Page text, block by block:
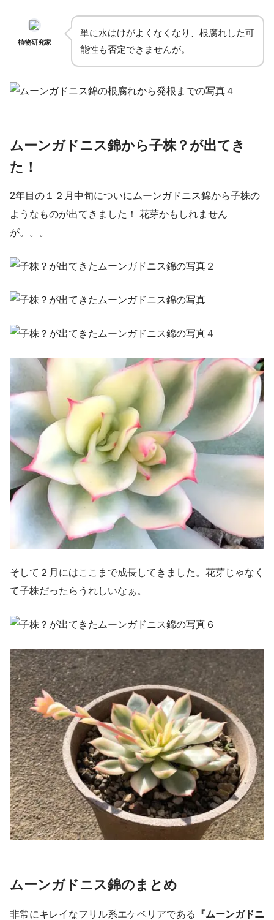
植物研究家
単に水はけがよくなくなり、根腐れした可
能性も否定できませんが。
ムーンガドニス錦から子株？が出てき
た！
2年目の１２月中旬についにムーンガドニス錦から子株の
ようなものが出てきました！ 花芽かもしれません
が。。。
そして２月にはここまで成長してきました。花芽じゃなく
て子株だったらうれしいなぁ。
ムーンガドニス錦のまとめ
非常にキレイなフリル系エケベリアである
『ムーンガドニ